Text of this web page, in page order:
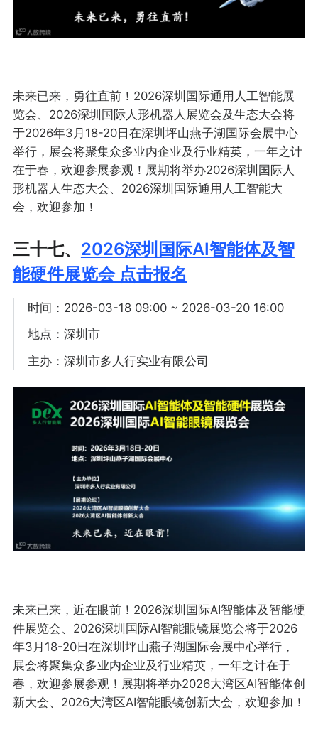
未来已来，勇往直前！2026深圳国际通用人工智能展
览会、2026深圳国际人形机器人展览会及生态大会将
于2026年3月18-20日在深圳坪山燕子湖国际会展中心
举行，展会将聚集众多业内企业及行业精英，一年之计
在于春，欢迎参展参观！展期将举办2026深圳国际人
形机器人生态大会、2026深圳国际通用人工智能大
会，欢迎参加！
三十七、 2026深圳国际AI智能体及智
能硬件展览会 点击报名
时间：2026-03-18 09:00 ~ 2026-03-20 16:00
地点：深圳市
主办：深圳市多人行实业有限公司
未来已来，近在眼前！2026深圳国际AI智能体及智能硬
件展览会、2026深圳国际AI智能眼镜展览会将于2026
年3月18-20日在深圳坪山燕子湖国际会展中心举行，
展会将聚集众多业内企业及行业精英，一年之计在于
春，欢迎参展参观！展期将举办2026大湾区AI智能体创
新大会、2026大湾区AI智能眼镜创新大会，欢迎参加！